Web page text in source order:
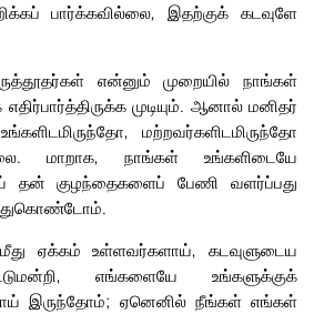
பார்க்கவில்லை, இதற்குக் கடவுளே
என்னும் முறையில் நாங்கள்
முடியும். ஆனால் மனிதர்
மற்றவர்களிடமிருந்தோ
மாறாக, நாங்கள் உங்களிடையே
தன் குழந்தைகளைப் பேணி வளர்ப்பது
ஏக்கம் உள்ளவர்களாய், கடவுளுடைய
எங்களையே உங்களுக்குக்
இருந்தோம்; ஏனெனில் நீங்கள் எங்கள்